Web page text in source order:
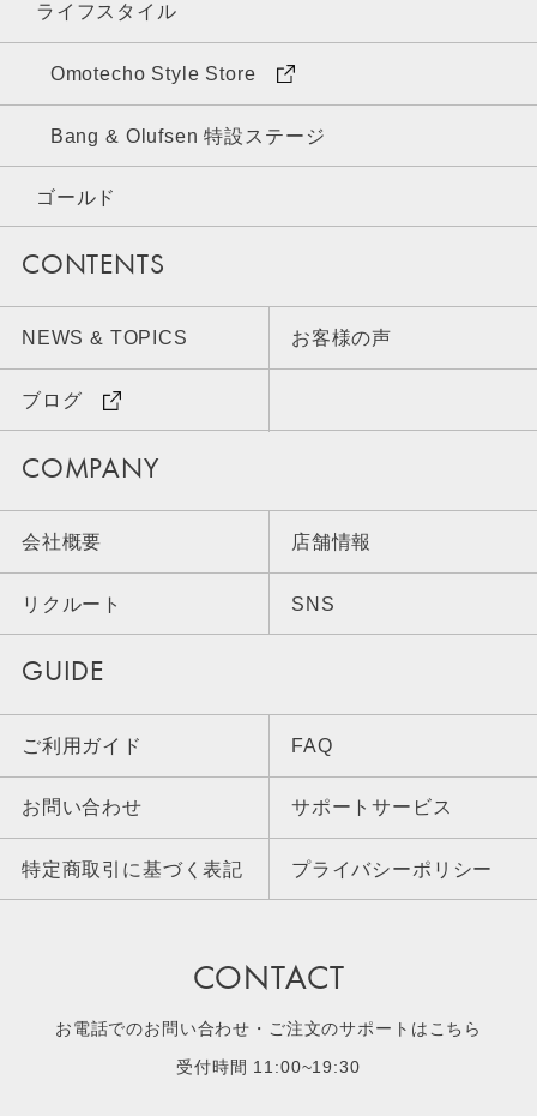
ライフスタイル
Omotecho Style Store
Bang & Olufsen 特設ステージ
ゴールド
CONTENTS
NEWS & TOPICS お客様の声
ブログ
COMPANY
会社概要 店舗情報
リクルート SNS
GUIDE
ご利用ガイド FAQ
お問い合わせ サポートサービス
特定商取引に基づく表記 プライバシーポリシー
CONTACT
お電話でのお問い合わせ・ご注文のサポートはこちら
受付時間 11:00~19:30